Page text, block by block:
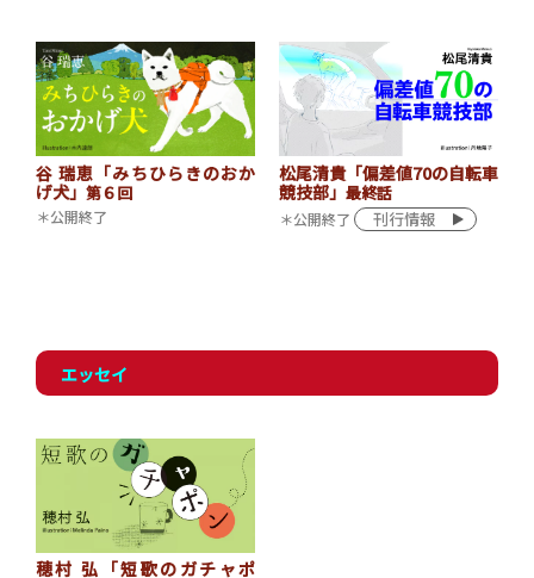
谷 瑞恵「みちひらきのおか
げ犬」 第６回
＊公開終了
松尾清貴「偏差値70の自転車
競技部」 最終話
＊公開終了 刊行情報
エッセイ
穂村 弘「短歌のガチャポ